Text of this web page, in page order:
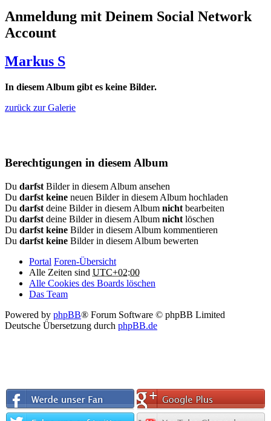
Anmeldung mit Deinem Social Network
Account
Markus S
In diesem Album gibt es keine Bilder.
zurück zur Galerie
Berechtigungen in diesem Album
Du darfst Bilder in diesem Album ansehen
Du darfst keine neuen Bilder in diesem Album hochladen
Du darfst deine Bilder in diesem Album nicht bearbeiten
Du darfst deine Bilder in diesem Album nicht löschen
Du darfst keine Bilder in diesem Album kommentieren
Du darfst keine Bilder in diesem Album bewerten
Portal Foren-Übersicht
Alle Zeiten sind UTC+02:00
Alle Cookies des Boards löschen
Das Team
Powered by phpBB® Forum Software © phpBB Limited
Deutsche Übersetzung durch phpBB.de